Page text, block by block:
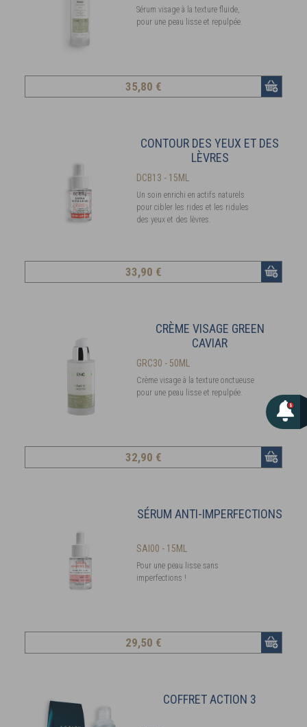
Sérum visage à la texture fluide,
pour une peau lisse et repulpée.
35,80 €
CONTOUR DES YEUX ET DES
LÈVRES
DCB13 - 15ML
Un soin enrichi en actifs naturels
pour cibler les rides et les ridules
des yeux et des lèvres.
33,90 €
CRÈME VISAGE GREEN
CAVIAR
GRC30 - 50ML
Crème visage à la texture onctueuse
pour une peau lisse et repulpée.
32,90 €
SÉRUM ANTI-IMPERFECTIONS
SAI00 - 15ML
Pour une peau lisse sans
imperfections !
29,50 €
COFFRET ACTION 3